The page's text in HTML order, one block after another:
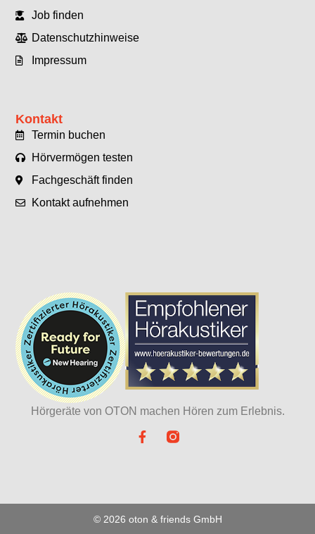
Hörgeräte von OTON machen Hören zum Erlebnis.​
Job finden
Datenschutzhinweise
Impressum
Kontakt
Termin buchen
Hörvermögen testen
Fachgeschäft finden
Kontakt aufnehmen
© 2026 oton & friends GmbH